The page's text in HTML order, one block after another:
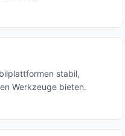
stabil,
Werkzeuge bieten.